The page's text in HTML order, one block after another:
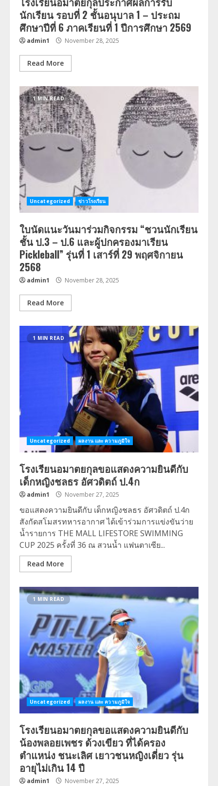
นักเรียน รอบที่ 2 ชั้นอนุบาล 1 – ประถม
ศึกษาปีที่ 6 ภาคเรียนที่ 1 ปีการศึกษา 2569
admin1 November 28, 2025
Read More
1 MIN READ
Uncategorized ข่าวโรงเรียน
ใบนัดแนะวันมาร่วมกิจกรรม “ชวนนักเรียน
ชั้น ป.3 – ป.6 และผู้ปกครองมาเรียน
Pickleball” รุ่นที่ 1 เสาร์ที่ 29 พฤศจิกายน
2568
admin1 November 28, 2025
Read More
1 MIN READ
Uncategorized ผลงาน และ ความภูมิใจ
โรงเรียนอมาตยกุลขอแสดงความยินดีกับ
เด็กหญิงชลธร อัศวดิตถ์ ป.4ก
admin1 November 27, 2025
ขอแสดงความยินดีกับ เด็กหญิงชลธร อัศวดิตถ์ ป.4ก
สังกัดสโมสรทหารอากาศ ได้เข้าร่วมการแข่งขันว่าย
น้ำรายการ THE MALL LIFESTORE SWIMMING
CUP 2025 ครั้งที่ 36 ณ สวนน้ำ แฟนตาเซีย...
Read More
1 MIN READ
Uncategorized ผลงาน และ ความภูมิใจ
โรงเรียนอมาตยกุลขอแสดงความยินดีกับ
น้องพลอยเพชร ด้วงเขียว ที่ได้ครอง
ตำแหน่ง ชนะเลิศ เยาวชนหญิงเดี่ยว รุ่น
อายุไม่เกิน 14 ปี
admin1 November 27, 2025